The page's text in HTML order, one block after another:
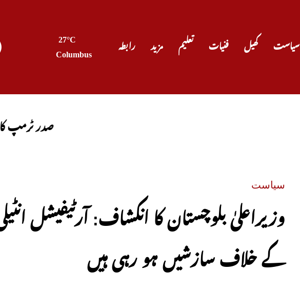
27°C
Columbus
رابطہ مزید تعلیم فنیات کھیل سیاست
صدر ٹرمپ کا دعویٰ،
سیاست
وزیراعلیٰ بلوچستان کا انکشاف: آرٹیفیشل
کے خلاف سازشیں ہو رہی ہیں